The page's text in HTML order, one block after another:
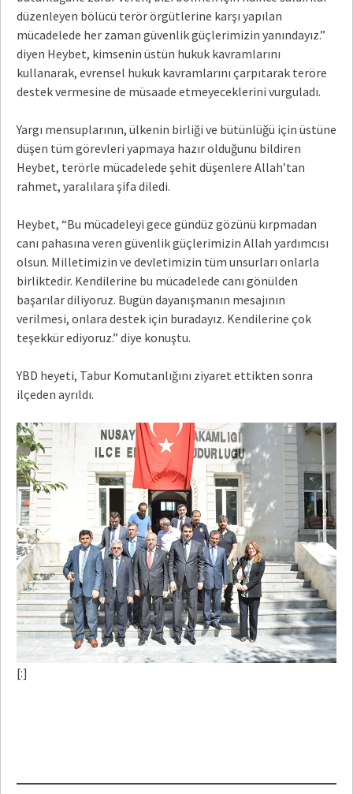
düzenleyen bölücü terör örgütlerine karşı yapılan
mücadelede her zaman güvenlik güçlerimizin yanındayız.”
diyen Heybet, kimsenin üstün hukuk kavramlarını
kullanarak, evrensel hukuk kavramlarını çarpıtarak teröre
destek vermesine de müsaade etmeyeceklerini vurguladı.
Yargı mensuplarının, ülkenin birliği ve bütünlüğü için üstüne
düşen tüm görevleri yapmaya hazır olduğunu bildiren
Heybet, terörle mücadelede şehit düşenlere Allah’tan
rahmet, yaralılara şifa diledi.
Heybet, “Bu mücadeleyi gece gündüz gözünü kırpmadan
canı pahasına veren güvenlik güçlerimizin Allah yardımcısı
olsun. Milletimizin ve devletimizin tüm unsurları onlarla
birliktedir. Kendilerine bu mücadelede canı gönülden
başarılar diliyoruz. Bugün dayanışmanın mesajının
verilmesi, onlara destek için buradayız. Kendilerine çok
teşekkür ediyoruz.” diye konuştu.
YBD heyeti, Tabur Komutanlığını ziyaret ettikten sonra
ilçeden ayrıldı.
[:]